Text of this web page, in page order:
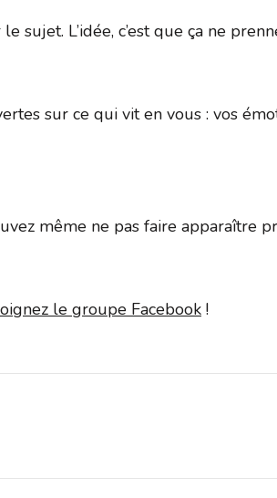
sujet. L’idée, c’est que ça ne
sur ce qui vit en vous : vos
même ne pas faire apparaître
le groupe Facebook !